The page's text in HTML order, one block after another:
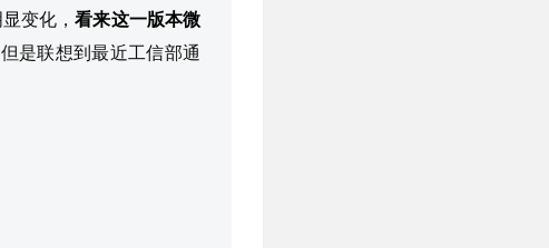
变化，看来这一版本微
是联想到最近工信部通